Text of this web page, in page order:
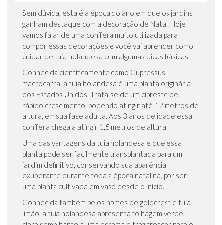
Sem dúvida, esta é a época do ano em que os jardins
ganham destaque com a decoração de Natal. Hoje
vamos falar de uma conífera muito utilizada para
compor essas decorações e você vai aprender como
cuidar de tuia holandesa com algumas dicas básicas.
Conhecida cientificamente como Cupressus
macrocarpa, a tuia holandesa é uma planta originária
dos Estados Unidos. Trata-se de um cipreste de
rápido crescimento, podendo atingir até 12 metros de
altura, em sua fase adulta. Aos 3 anos de idade essa
conífera chega a atingir 1,5 metros de altura.
Uma das vantagens da tuia holandesa é que essa
planta pode ser facilmente transplantada para um
jardim definitivo, conservando sua aparência
exuberante durante toda a época natalina, por ser
uma planta cultivada em vaso desde o início.
Conhecida também pelos nomes de goldcrest e tuia
limão, a tuia holandesa apresenta folhagem verde